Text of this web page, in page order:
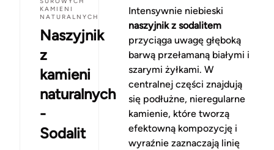
KAMIENI
NATURALNYCH
Naszyjnik
z
kamieni
naturalnych
-
Sodalit
Intensywnie niebieski
naszyjnik z sodalitem
przyciąga uwagę głęboką
barwą przełamaną białymi i
szarymi żyłkami. W
centralnej części znajdują
się podłużne, nieregularne
kamienie, które tworzą
efektowną kompozycję i
wyraźnie zaznaczają linię